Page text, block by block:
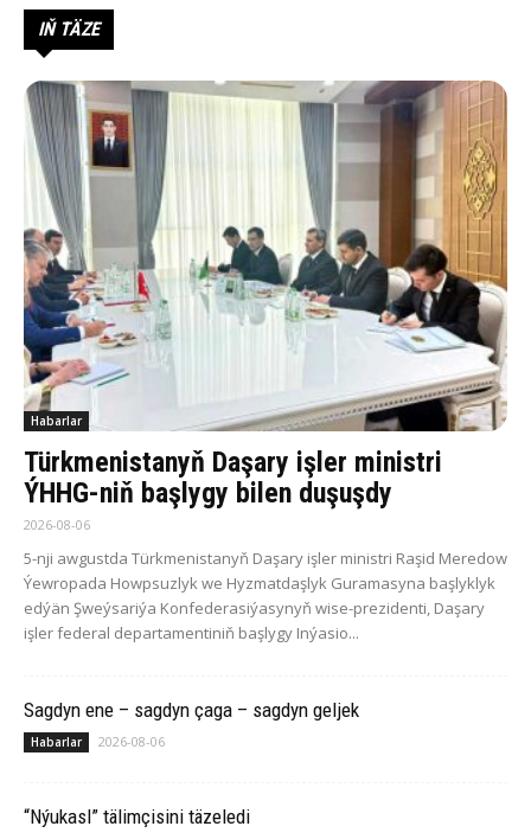
IŇ TÄZE
Habarlar
Türkmenistanyň Daşary işler ministri
ÝHHG-niň başlygy bilen duşuşdy
2026-08-06
5-nji awgustda Türkmenistanyň Daşary işler ministri Raşid Meredow
Ýewropada Howpsuzlyk we Hyzmatdaşlyk Guramasyna başlyklyk
edýän Şweýsariýa Konfederasiýasynyň wise-prezidenti, Daşary
işler federal departamentiniň başlygy Inýasio...
Sagdyn ene – sagdyn çaga – sagdyn geljek
Habarlar 2026-08-06
“Nýukasl” tälimçisini täzeledi